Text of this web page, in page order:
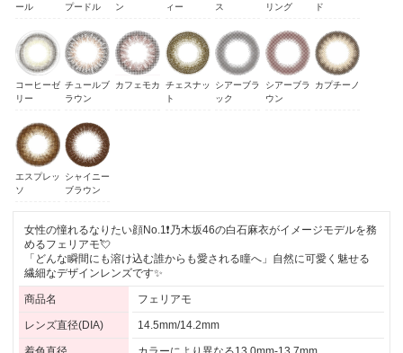
ール プードル ン ィー ス リング ド
コーヒーゼ
リー
チュールブ
ラウン
カフェモカ チェスナッ
ト
シアーブラ
ック
シアーブラ
ウン
カプチーノ
エスプレッ
ソ
シャイニー
ブラウン
女性の憧れるなりたい顔No.1❗乃木坂46の白石麻衣がイメージモデルを務
めるフェリアモ💘
「どんな瞬間にも溶け込む誰からも愛される瞳へ」自然に可愛く魅せる
繊細なデザインレンズです✨
商品名 フェリアモ
レンズ直径(DIA) 14.5mm/14.2mm